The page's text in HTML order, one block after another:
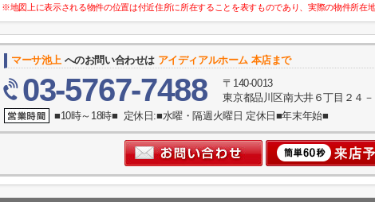
※地図上に表示される物件の位置は付近住所に所在することを表すものであり、実際の物件所在
マーサ池上 へのお問い合わせは アイディアルホーム 本店まで
03-5767-7488
〒140-0013
東京都品川区南大井６丁目２４
■10時～18時■ 定休日:■水曜・隔週火曜日 定休日■年末年始■